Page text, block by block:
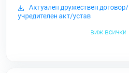
Актуален дружествен договор/
учредителен акт/устав
виж всички